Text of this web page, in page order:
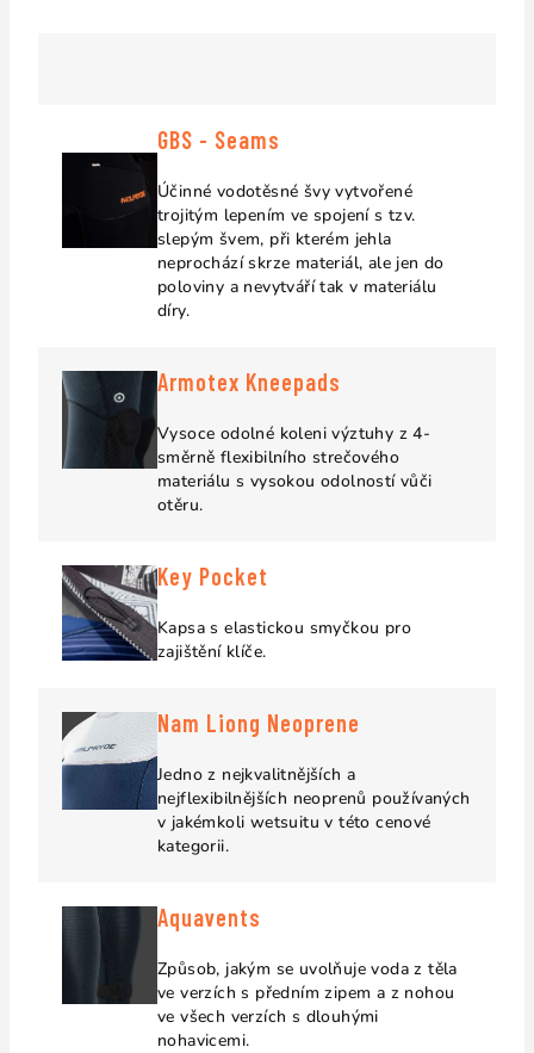
GBS - Seams
Účinné vodotěsné švy vytvořené
trojitým lepením ve spojení s tzv.
slepým švem, při kterém jehla
neprochází skrze materiál, ale jen do
poloviny a nevytváří tak v materiálu
díry.
Armotex Kneepads
Vysoce odolné koleni výztuhy z 4-
směrně flexibilního strečového
materiálu s vysokou odolností vůči
otěru.
Key Pocket
Kapsa s elastickou smyčkou pro
zajištění klíče.
Nam Liong Neoprene
Jedno z nejkvalitnějších a
nejflexibilnějších neoprenů používaných
v jakémkoli wetsuitu v této cenové
kategorii.
Aquavents
Způsob, jakým se uvolňuje voda z těla
ve verzích s předním zipem a z nohou
ve všech verzích s dlouhými
nohavicemi.